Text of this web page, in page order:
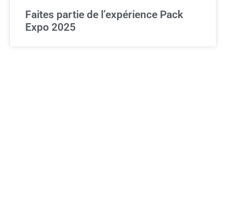
Faites partie de l’expérience Pack
Expo 2025